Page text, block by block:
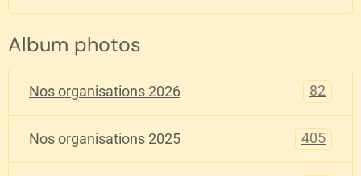
Album photos
Nos organisations 2026 82
Nos organisations 2025 405